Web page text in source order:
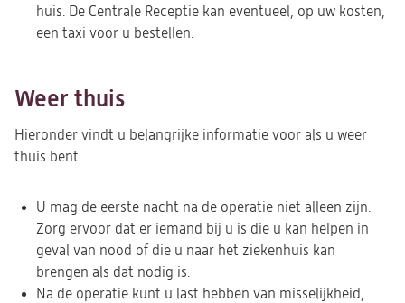
huis. De Centrale Receptie kan eventueel, op uw kosten,
een taxi voor u bestellen.
Weer thuis
Hieronder vindt u belangrijke informatie voor als u weer
thuis bent.
U mag de eerste nacht na de operatie niet alleen zijn.
Zorg ervoor dat er iemand bij u is die u kan helpen in
geval van nood of die u naar het ziekenhuis kan
brengen als dat nodig is.
Na de operatie kunt u last hebben van misselijkheid,